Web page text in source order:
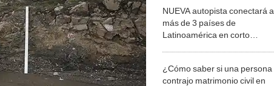
NUEVA autopista conectará a
más de 3 países de
Latinoamérica en corto
Pacífico
¿Cómo saber si una persona
contrajo matrimonio civil en